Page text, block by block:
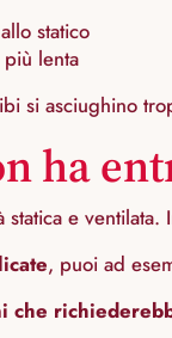
statico
lenta
si asciughino
ha
e
, puoi ad
che